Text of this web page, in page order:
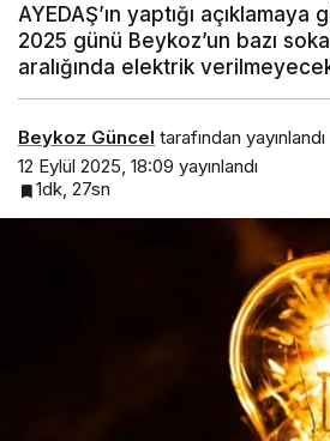
AYEDAŞ’ın yaptığı açıklamaya
2025 günü Beykoz’un bazı
aralığında elektrik
Beykoz Güncel tarafından yayınlandı
12 Eylül 2025, 18:09 yayınlandı
1dk, 27sn